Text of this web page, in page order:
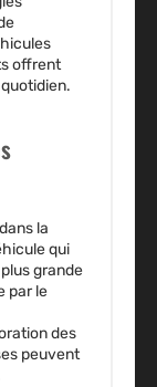
offrent
la
qui
grande
par le
des
peuvent